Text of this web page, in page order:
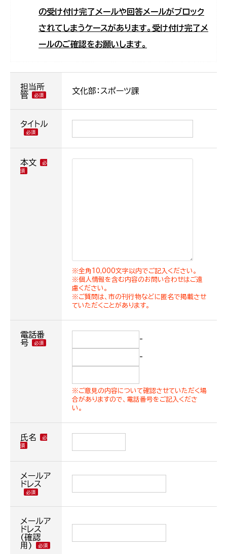
の受け付け完了メールや回答メールがブロック
されてしまうケースがあります。受け付け完了メ
ールのご確認をお願いします。
担当所
管
文化部：スポーツ課
タイトル
本文
※全角10,000文字以内でご記入ください。
※個人情報を含む内容のお問い合わせはご遠
慮ください。
※ご質問は、市の刊行物などに匿名で掲載させ
ていただくことがあります。
電話番
号
-
-
※ご意見の内容について確認させていただく場
合がありますので、電話番号をご記入くださ
い。
氏名
メールア
ドレス
メールア
ドレス
(確認
用)